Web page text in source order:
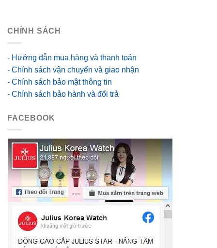
CHÍNH SÁCH
- Hướng dẫn mua hàng và thanh toán
- Chính sách vận chuyển và giao nhận
- Chính sách bảo mật thông tin
- Chính sách bảo hành và đổi trả
FACEBOOK